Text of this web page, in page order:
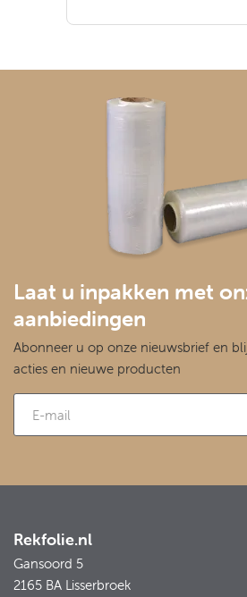
Laat u inpakken met
aanbiedingen
Abonneer u op onze nieuwsbrief en
acties en nieuwe producten
Rekfolie.nl
Gansoord 5
2165 BA Lisserbroek